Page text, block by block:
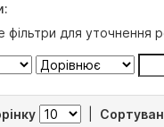
фільтри для уточнення